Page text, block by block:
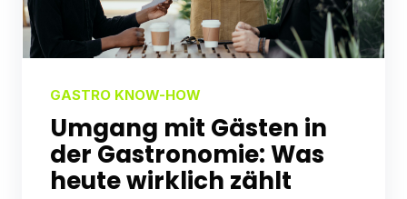
GASTRO KNOW-HOW
Umgang mit Gästen in
der Gastronomie: Was
heute wirklich zählt